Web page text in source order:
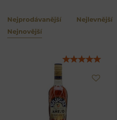
Volbami
Přejete si načíst
Povolit
Nejprodávanější
Nejlevnější
Nejnovější